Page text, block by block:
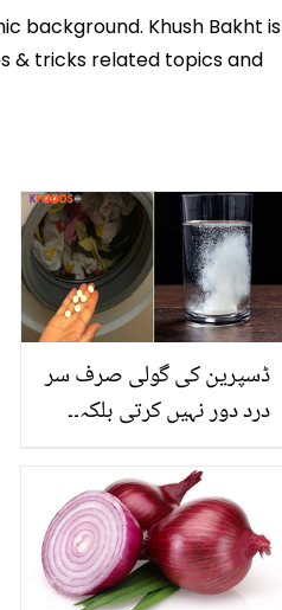
background. Khush Bakht is
& tricks related topics and
ڈسپرین کی گولی صرف سر
درد دور نہیں کرتی بلکہ۔۔
کاموں میں آپ کی کیسے
مدد کرسکتی ہے؟